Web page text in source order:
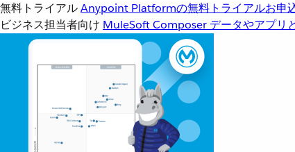
無料トライアルAnypoint Platformの無料トライアルお申
ビジネス担当者向け MuleSoft Composer データやアプリ